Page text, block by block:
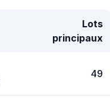
Lots
principaux
49